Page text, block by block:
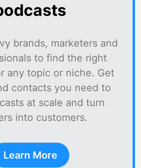
brands, marketers and
to find the right
any topic or niche. Get
contacts you need to
at scale and turn
into customers.
Learn More